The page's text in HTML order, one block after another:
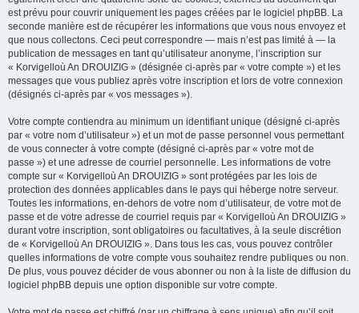
est prévu pour couvrir uniquement les pages créées par le logiciel phpBB. La
seconde manière est de récupérer les informations que vous nous envoyez et
que nous collectons. Ceci peut correspondre — mais n’est pas limité à — la
publication de messages en tant qu’utilisateur anonyme, l’inscription sur
« Korvigelloù An DROUIZIG » (désignée ci-après par « votre compte ») et les
messages que vous publiez après votre inscription et lors de votre connexion
(désignés ci-après par « vos messages »).
Votre compte contiendra au minimum un identifiant unique (désigné ci-après
par « votre nom d’utilisateur ») et un mot de passe personnel vous permettant
de vous connecter à votre compte (désigné ci-après par « votre mot de
passe ») et une adresse de courriel personnelle. Les informations de votre
compte sur « Korvigelloù An DROUIZIG » sont protégées par les lois de
protection des données applicables dans le pays qui héberge notre serveur.
Toutes les informations, en-dehors de votre nom d’utilisateur, de votre mot de
passe et de votre adresse de courriel requis par « Korvigelloù An DROUIZIG »
durant votre inscription, sont obligatoires ou facultatives, à la seule discrétion
de « Korvigelloù An DROUIZIG ». Dans tous les cas, vous pouvez contrôler
quelles informations de votre compte vous souhaitez rendre publiques ou non.
De plus, vous pouvez décider de vous abonner ou non à la liste de diffusion du
logiciel phpBB depuis une option disponible sur votre compte.